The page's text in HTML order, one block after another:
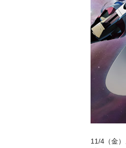
11/4（金